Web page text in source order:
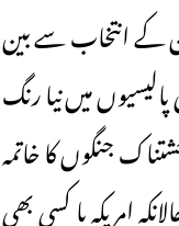
کے انتخاب سے بین
میں نیا رنگ
جنگوں کا خاتمہ
امریکہ یا کسی بھی